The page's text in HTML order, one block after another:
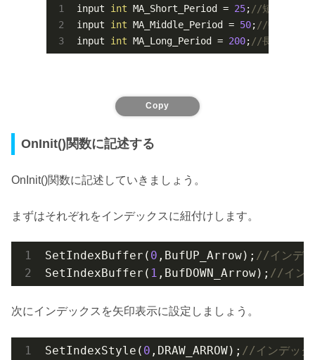
input int MA_Short_Period = 25; //短期移動平
input int MA_Middle_Period = 50; //中期移動
input int MA_Long_Period = 200; //長期移動平
Copy
OnInit()関数に記述する
OnInit()関数に記述していきましょう。
まずはそれぞれをインデックスに紐付けします。
SetIndexBuffer( 0 ,BufUP_Arrow); //インデ
SetIndexBuffer( 1 ,BufDOWN_Arrow); //イン
次にインデックスを矢印表示に設定しましょう。
SetIndexStyle( 0 ,DRAW_ARROW); //インデック